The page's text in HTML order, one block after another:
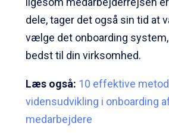
dele, tager det også sin tid at
vælge det onboarding
bedst til din virksomhed.
Læs også: 10 effektive
vidensudvikling i onboarding
medarbejdere